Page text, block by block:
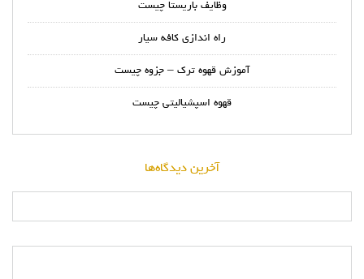
وظایف باریستا چیست
راه اندازی کافه سیار
آموزش قهوه ترک – جزوه چیست
قهوه اسپشیالیتی چیست
آخرین دیدگاه‌ها